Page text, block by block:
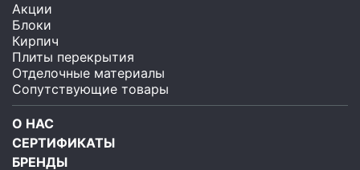
Акции
Блоки
Кирпич
Плиты перекрытия
Отделочные материалы
Сопутствующие товары
О НАС
СЕРТИФИКАТЫ
БРЕНДЫ